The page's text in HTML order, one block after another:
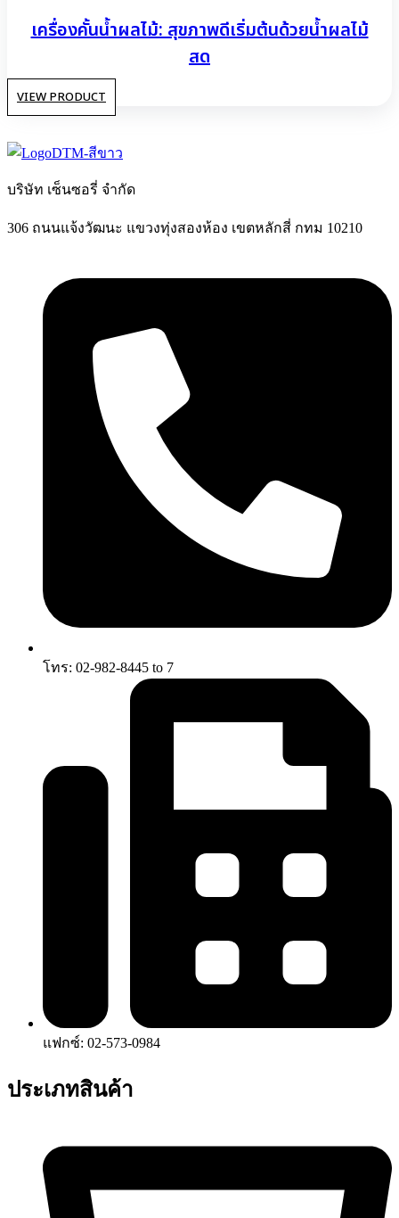
เครื่องคั้นน้ำผลไม้: สุขภาพดีเริ่มต้นด้วยน้ำผลไม้
สด
VIEW PRODUCT
บริษัท เซ็นซอรี่ จำกัด
306 ถนนแจ้งวัฒนะ แขวงทุ่งสองห้อง เขตหลักสี่ กทม 10210
โทร: 02-982-8445 to 7
แฟกซ์: 02-573-0984
ประเภทสินค้า